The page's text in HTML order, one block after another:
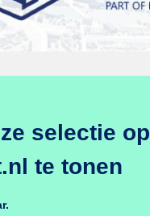
selectie op
te tonen